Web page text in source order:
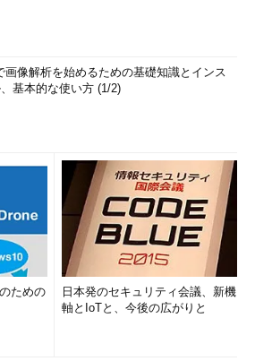
画像解析を始めるための基礎知識とインス
、基本的な使い方 (1/2)
ための
日本発のセキュリティ会議、新機
軸とIoTと、今後の広がりと